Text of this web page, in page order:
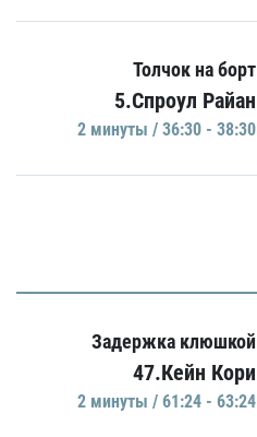
Толчок на борт
5.Спроул Райан
2 минуты / 36:30 - 38:30
Задержка клюшкой
47.Кейн Кори
2 минуты / 61:24 - 63:24